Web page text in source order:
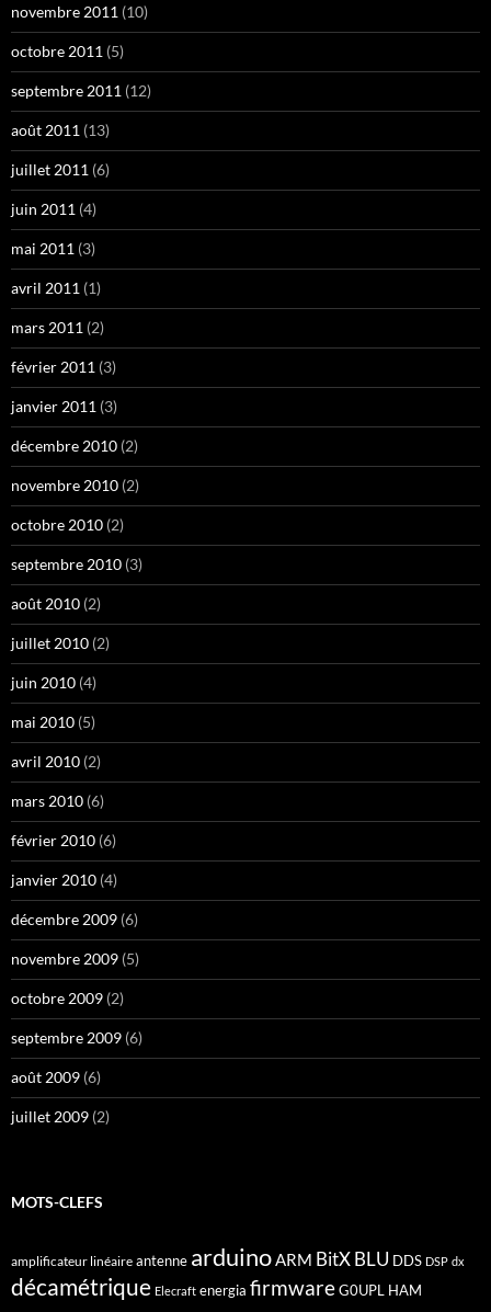
novembre 2011 (10)
octobre 2011 (5)
septembre 2011 (12)
août 2011 (13)
juillet 2011 (6)
juin 2011 (4)
mai 2011 (3)
avril 2011 (1)
mars 2011 (2)
février 2011 (3)
janvier 2011 (3)
décembre 2010 (2)
novembre 2010 (2)
octobre 2010 (2)
septembre 2010 (3)
août 2010 (2)
juillet 2010 (2)
juin 2010 (4)
mai 2010 (5)
avril 2010 (2)
mars 2010 (6)
février 2010 (6)
janvier 2010 (4)
décembre 2009 (6)
novembre 2009 (5)
octobre 2009 (2)
septembre 2009 (6)
août 2009 (6)
juillet 2009 (2)
MOTS-CLEFS
amplificateur linéaire antenne arduinoARM BitX BLU DDS DSP dx
décamétrique Elecraft energia firmwareG0UPL HAM